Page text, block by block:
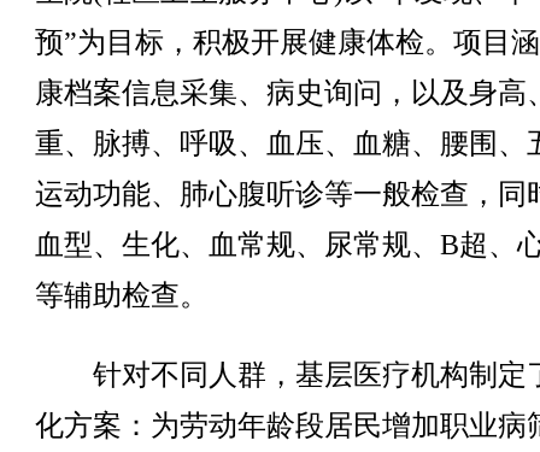
预”为目标，积极开展健康体检。项目
康档案信息采集、病史询问，以及身高
重、脉搏、呼吸、血压、血糖、腰围、
运动功能、肺心腹听诊等一般检查，同
血型、生化、血常规、尿常规、B超、
等辅助检查。
针对不同人群，基层医疗机构制定
化方案：为劳动年龄段居民增加职业病